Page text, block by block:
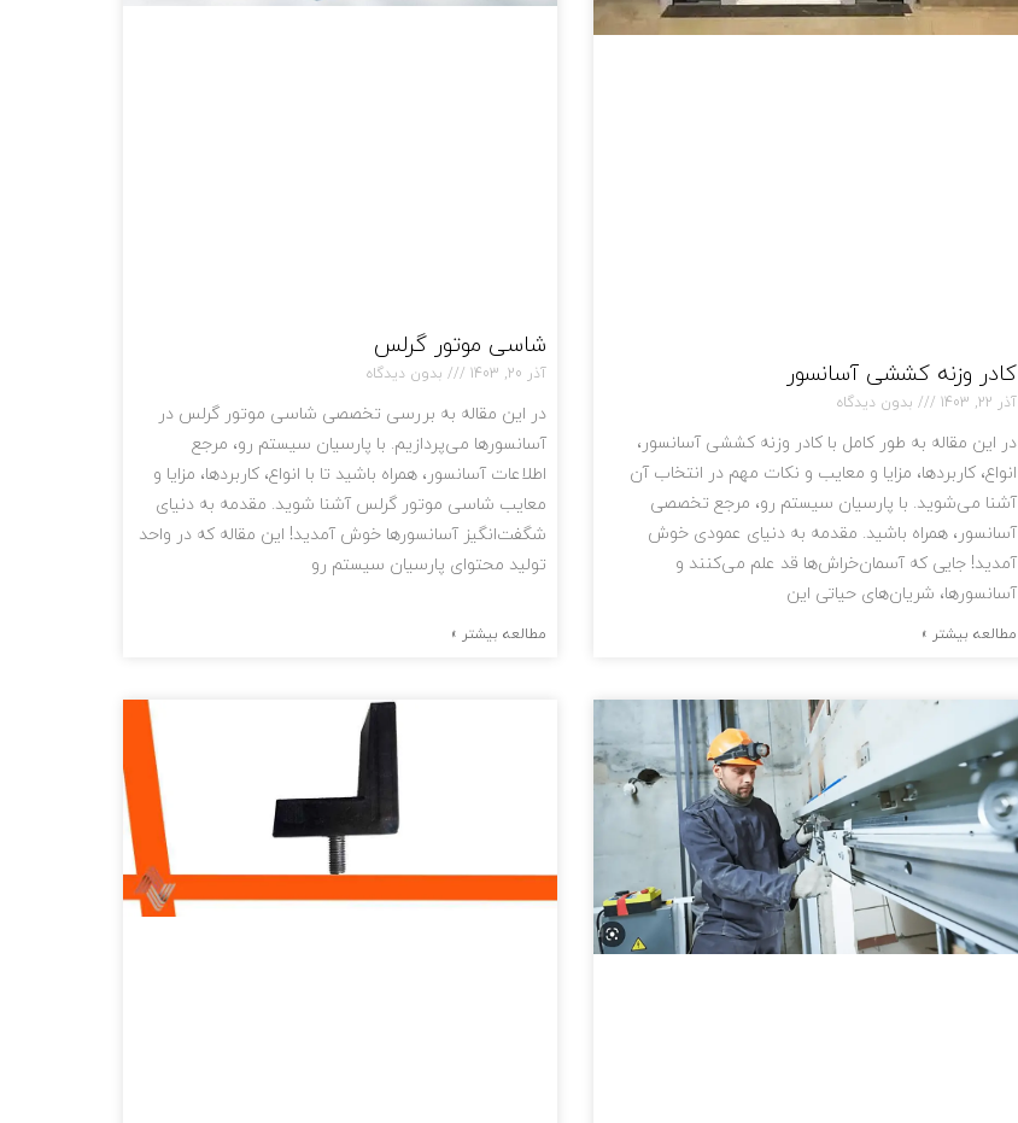
کادر وزنه کششی آسانسور
آذر 22, 1403 بدون دیدگاه
در این مقاله به طور کامل با کادر وزنه کششی آسانسور،
انواع، کاربردها، مزایا و معایب و نکات مهم در انتخاب آن
آشنا می‌شوید. با پارسیان سیستم رو، مرجع تخصصی
آسانسور، همراه باشید. مقدمه به دنیای عمودی خوش
آمدید! جایی که آسمان‌خراش‌ها قد علم می‌کنند و
آسانسورها، شریان‌های حیاتی این
مطالعه بیشتر »
شاسی موتور گرلس
آذر 20, 1403 بدون دیدگاه
در این مقاله به بررسی تخصصی شاسی موتور گرلس در
آسانسورها می‌پردازیم. با پارسیان سیستم رو، مرجع
اطلاعات آسانسور، همراه باشید تا با انواع، کاربردها، مزایا و
معایب شاسی موتور گرلس آشنا شوید. مقدمه به دنیای
شگفت‌انگیز آسانسورها خوش آمدید! این مقاله که در واحد
تولید محتوای پارسیان سیستم رو
مطالعه بیشتر »